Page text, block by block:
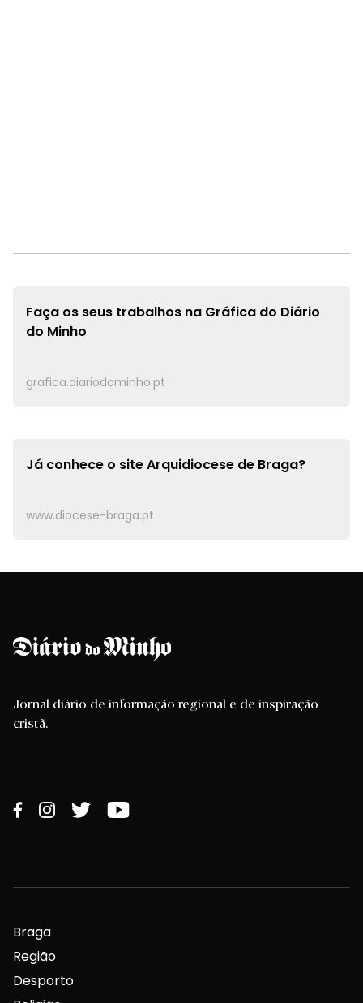
Faça os seus trabalhos na Gráfica do Diário
do Minho
grafica.diariodominho.pt
Já conhece o siteArquidiocese de Braga?
www.diocese-braga.pt
Jornal diário de informação regional e de inspiração
cristã.
Braga
Região
Desporto